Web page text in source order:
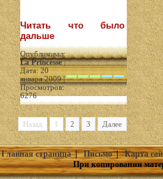
Читать что было
дальше
Опубликовал:
La Princesse|
Дата: 20
января 2009 |
Просмотров:
6276
Назад 1 2 3 Далее
Главная страница|Письмо|Карта
При копировании